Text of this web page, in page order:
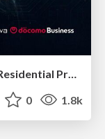
0 1.8k